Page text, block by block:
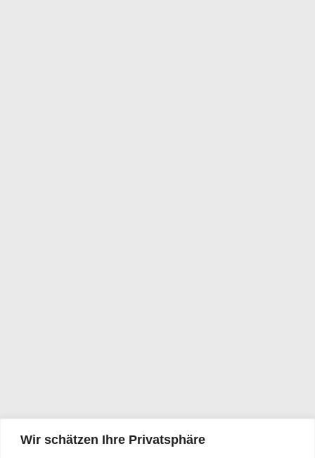
Wir schätzen Ihre Privatsphäre